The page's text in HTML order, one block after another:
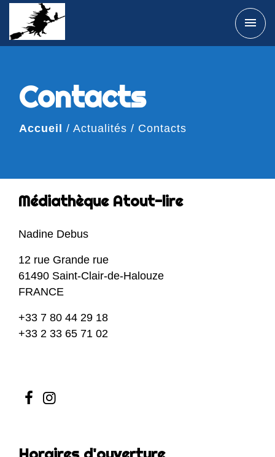
menu
Contacts
Accueil / Actualités / Contacts
Médiathèque Atout-lire
Nadine Debus
12 rue Grande rue
61490 Saint-Clair-de-Halouze
FRANCE
+33 7 80 44 29 18
+33 2 33 65 71 02